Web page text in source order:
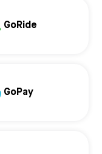
GoRide
GoPay